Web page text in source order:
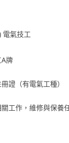
氣技工
牌
證（有電氣工種）
工作，維修與保養